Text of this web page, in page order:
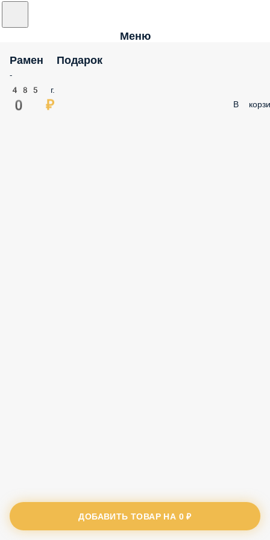
Меню
Рамен Подарок
-
485 г.
0 ₽ В
ДОБАВИТЬ ТОВАР НА 0 ₽